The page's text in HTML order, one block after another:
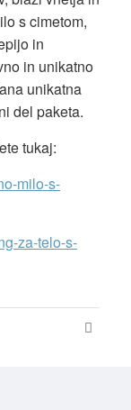
s cimetom,
in
in unikatno
unikatna
del paketa.
tukaj:
milo-s-
za-telo-s-